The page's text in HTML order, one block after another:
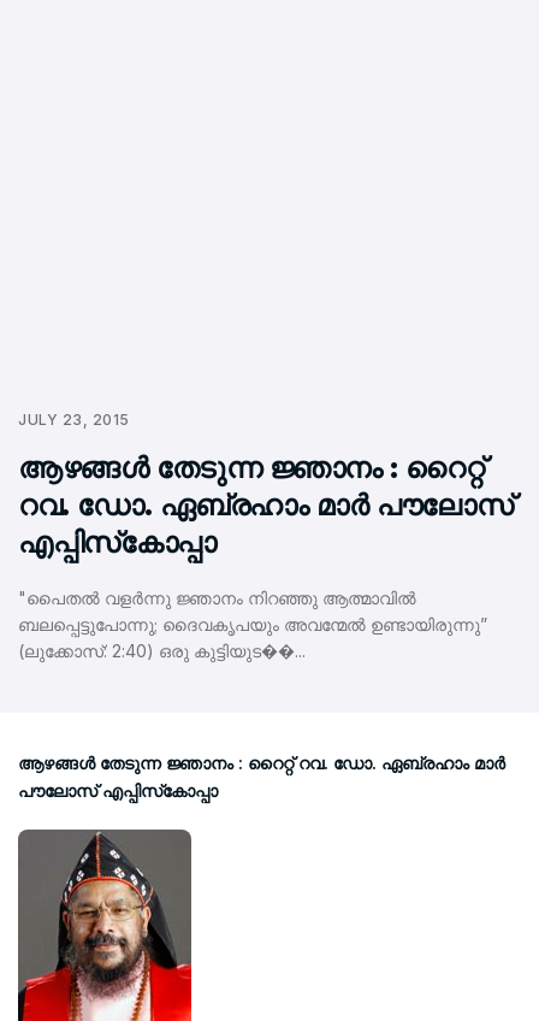
JULY 23, 2015
ആഴങ്ങള്‍ തേടുന്ന ജ്ഞാനം : റൈറ്റ്
റവ. ഡോ. ഏബ്രഹാം മാര്‍ പൗലോസ്
എപ്പിസ്‌കോപ്പാ
"പൈതല്‍ വളര്‍ന്നു ജ്ഞാനം നിറഞ്ഞു ആത്മാവില്‍
ബലപ്പെട്ടുപോന്നു; ദൈവകൃപയും അവന്മേല്‍ ഉണ്ടായിരുന്നു”
(ലുക്കോസ്: 2:40) ഒരു കുട്ടിയുട��...
ആഴങ്ങള്‍ തേടുന്ന ജ്ഞാനം : റൈറ്റ് റവ. ഡോ. ഏബ്രഹാം മാര്‍
പൗലോസ് എപ്പിസ്‌കോപ്പാ